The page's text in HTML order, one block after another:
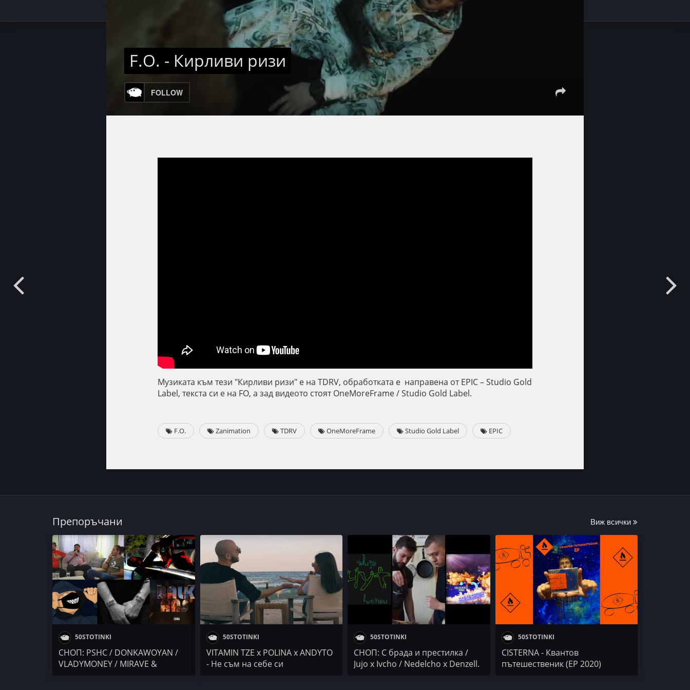
F.O. - Кирливи ризи
FOLLOW
Музиката към тези "Кирливи ризи" е на TDRV, обработката е направена от EPIC – Studio Gold
Label, текста си е на FO, а зад видеото стоят ОneMoreFrame / Studio Gold Label.
F.O. Zanimation TDRV ОneMoreFrame Studio Gold Label EPIC
Препоръчани Виж всички
50STOTINKI
СНОП: PSHC / DONKAWOYAN /
VLADYMONEY / MIRAVE &
50STOTINKI
VITAMIN TZE x POLINA x ANDYTO
- Не съм на себе си
50STOTINKI
СНОП: С брада и престилка /
Jujo x Ivcho / Nedelcho x Denzell.
50STOTINKI
CISTERNA - Квантов
пътешественик (EP 2020)